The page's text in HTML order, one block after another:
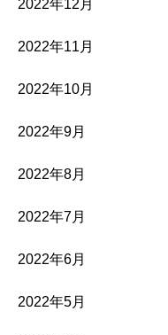
2022年12月
2022年11月
2022年10月
2022年9月
2022年8月
2022年7月
2022年6月
2022年5月